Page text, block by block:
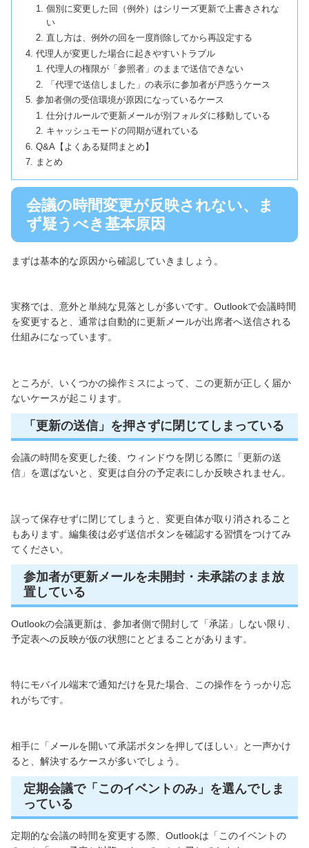
個別に変更した回（例外）はシリーズ更新で上書きされな
い
直し方は、例外の回を一度削除してから再設定する
代理人が変更した場合に起きやすいトラブル
代理人の権限が「参照者」のままで送信できない
「代理で送信しました」の表示に参加者が戸惑うケース
参加者側の受信環境が原因になっているケース
仕分けルールで更新メールが別フォルダに移動している
キャッシュモードの同期が遅れている
Q&A【よくある疑問まとめ】
まとめ
会議の時間変更が反映されない、ま
ず疑うべき基本原因
まずは基本的な原因から確認していきましょう。
実務では、意外と単純な見落としが多いです。Outlookで会議時間
を変更すると、通常は自動的に更新メールが出席者へ送信される
仕組みになっています。
ところが、いくつかの操作ミスによって、この更新が正しく届か
ないケースが起こります。
「更新の送信」を押さずに閉じてしまっている
会議の時間を変更した後、ウィンドウを閉じる際に「更新の送
信」を選ばないと、変更は自分の予定表にしか反映されません。
誤って保存せずに閉じてしまうと、変更自体が取り消されること
もあります。編集後は必ず送信ボタンを確認する習慣をつけてみ
てください。
参加者が更新メールを未開封・未承諾のまま放
置している
Outlookの会議更新は、参加者側で開封して「承諾」しない限り、
予定表への反映が仮の状態にとどまることがあります。
特にモバイル端末で通知だけを見た場合、この操作をうっかり忘
れがちです。
相手に「メールを開いて承諾ボタンを押してほしい」と一声かけ
ると、解決するケースが多いでしょう。
定期会議で「このイベントのみ」を選んでしま
っている
定期的な会議の時間を変更する際、Outlookは「このイベントの